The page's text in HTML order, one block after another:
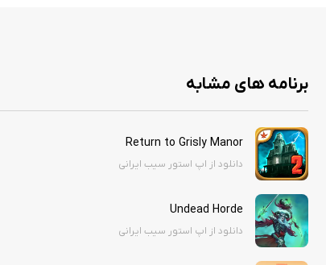
برنامه های مشابه
Return to Grisly Manor
دانلود از اپ استور سیب ایرانی
Undead Horde
دانلود از اپ استور سیب ایرانی